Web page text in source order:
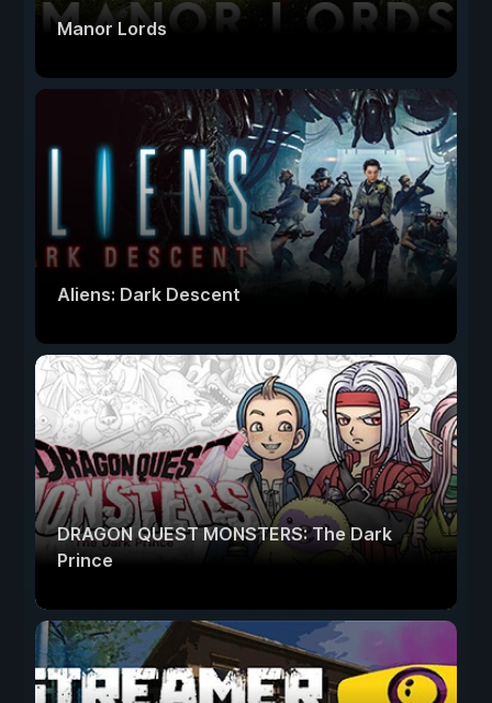
Manor Lords
Aliens: Dark Descent
DRAGON QUEST MONSTERS: The Dark
Prince